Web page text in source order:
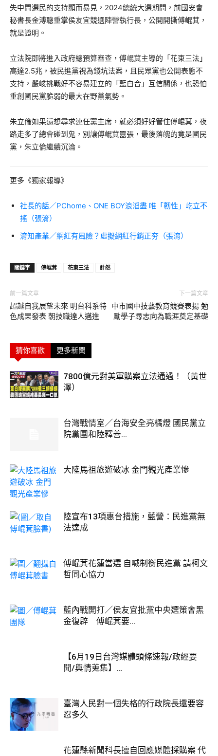
失中間選民的支持顯而易見，2024總統大選期間，前國安會
秘書長金溥聰重掌侯友宜競選陣營執行長，公開開撕傅崐萁，
就是證明。
立法院即將進入政府總預算審查，傅崐萁主導的「花東三法」
高達2.5兆，被民進黨視為錢坑法案，且民眾黨也公開表態不
支持，嚴峻挑戰好不容易建立的「藍白合」互信關係，也恐怕
重創國民黨脆弱的最大在野黨氣勢。
朱立倫如果還想尋求連任黨主席，就必須好好管住傅崐萁，夜
路走多了總會碰到鬼，別讓傅崐萁囂張，最後落魄的竟是國民
黨，朱立倫繼續沉淪。
更多《獨家報導》
社長的話／PChome、ONE BOY浪滔盡 唯「韌性」屹立不
搖（張淯）
淯知產業／網紅有風險？虛擬網紅行銷正夯（張淯）
關鍵字 傅崐萁 花東三法 計然
前一篇文章
超越自我展望未來 明台科系特
色成果發表 朝技職達人邁進
下一篇文章
中市國中技藝教育競賽表揚 勉
勵學子尋志向為職涯奠定基礎
猜你喜歡 更多新聞
7800億元對美軍購案立法通過！（黃世
澤）
台灣戰情室／台海安全亮橘燈 國民黨立
院黨團和陸釋善...
大陸馬祖旅遊破冰 金門觀光產業慘
陸宣布13項惠台措施，藍營：民進黨無
法達成
傅崐萁花蓮當選 自喊制衡民進黨 請柯文
哲同心協力
藍內戰開打／侯友宜批黨中央選策會黑
金復辟 傅崐萁要...
【6月19日台灣媒體頭條速報/政經要
聞/輿情蒐集】...
臺灣人民對一個失格的行政院長還要容
忍多久
花蓮縣新聞科長擅自回應媒體採購案 代